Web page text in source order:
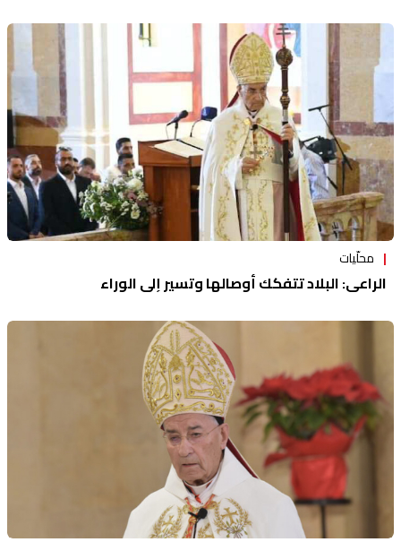
محلّيات
الراعي: البلاد تتفكك أوصالها وتسير إلى الوراء